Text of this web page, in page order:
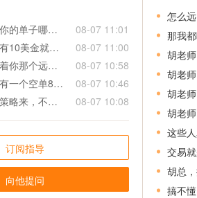
怎么远了，昨天你的单子哪个目标没到，都到了！
08-07 11:01
那我都听你的，有10美金就出一半，剩下博弈
08-07 11:00
胡老师，我就跟着你那个远的目标走，到他附近再出，这样也不用频繁交易，利润也大！除非你说空/多全部出，再赶紧跑
08-07 10:58
胡老师，我自己有一个空单893.2在上期2610，扛单了，该怎么办？方便的话指导一下
08-07 10:46
胡老师，按你的策略来，不要被个别人影响
08-07 10:08
订阅指导
向他提问
怎么
那我
胡老
胡老
胡老
胡老
这些
交易
胡总
搞不懂